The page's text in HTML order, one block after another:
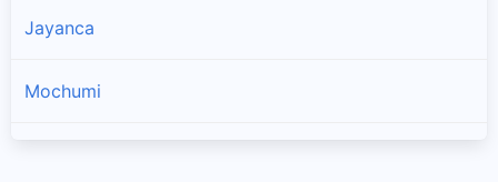
Jayanca
Mochumi